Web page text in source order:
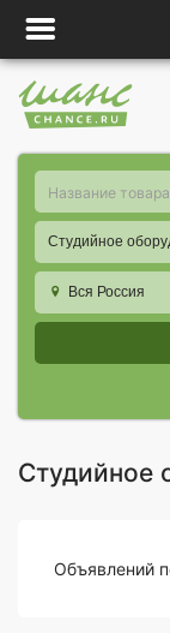
Студийное
Вся Россия
Студийное
Объявлений